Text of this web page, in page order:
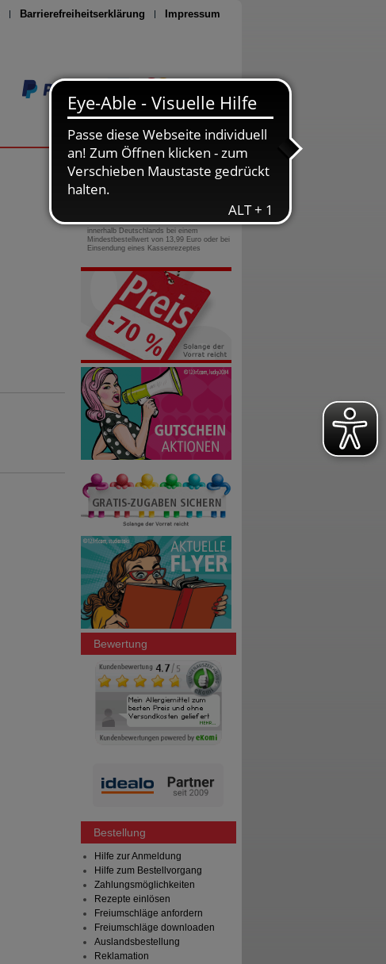
Barrierefreiheitserklärung Impressum
Seite drucken
0800-10 11 422
gebührenfreie Rufnummer
innerhalb Deutschlands bei einem
Mindestbestellwert von 13,99 Euro oder bei
Einsendung eines Kassenrezeptes
Bewertung
Bestellung
Hilfe zur Anmeldung
Hilfe zum Bestellvorgang
Zahlungsmöglichkeiten
Rezepte einlösen
Freiumschläge anfordern
Freiumschläge downloaden
Auslandsbestellung
Reklamation